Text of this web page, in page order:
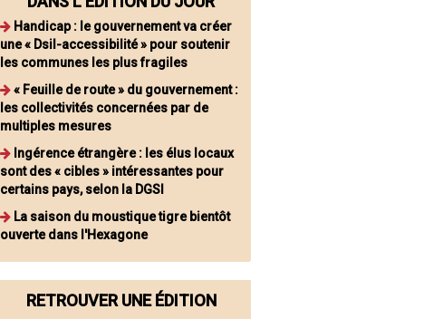
Handicap : le gouvernement va créer
une « Dsil-accessibilité » pour soutenir
les communes les plus fragiles
« Feuille de route » du gouvernement :
les collectivités concernées par de
multiples mesures
Ingérence étrangère : les élus locaux
sont des « cibles » intéressantes pour
certains pays, selon la DGSI
La saison du moustique tigre bientôt
ouverte dans l'Hexagone
RETROUVER UNE ÉDITION